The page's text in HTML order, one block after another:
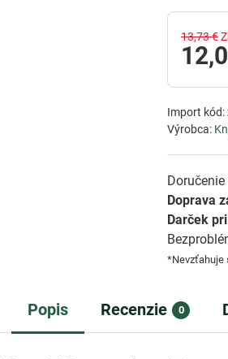
13,73 €
Import kód:
Výrobca:
Doprava
Darček
*Nevzťahuje
Popis Recenzie 0